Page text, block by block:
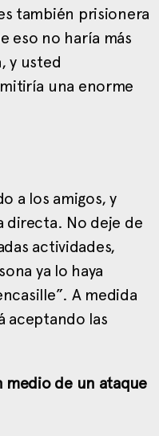
también prisionera
eso no haría más
y usted
una enorme
a los amigos, y
directa. No deje de
actividades,
ya lo haya
A medida
aceptando las
medio de un ataque